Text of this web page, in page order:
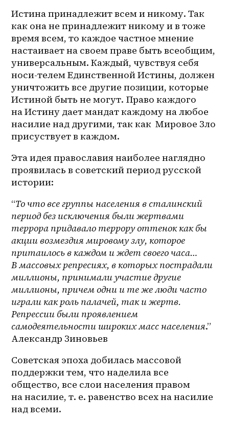
Истина принадлежит всем и никому. Так
как она не принадлежит никому и в тоже
время всем, то каждое частное мнение
настаивает на своем праве быть всеобщим,
универсальным. Каждый, чувствуя себя
носи-телем Единственной Истины, должен
уничтожить все другие позиции, которые
Истиной быть не могут. Право каждого
на Истину дает мандат каждому на любое
насилие над другими, так как  Мировое Зло
присуствует в каждом.
Эта идея православия наиболее наглядно
проявилась в советский период русской
истории:
“То что все группы населения в сталинский
период без исключения были жертвами
террора придавало террору оттенок как бы
акции возмездия мировому злу, которое
притаилось в каждом и ждет своего часа…
В массовых репресиях, в которых пострадали
миллионы, принимали участие другие
миллионы, причем одни и те же люди часто
играли как роль палачей, так и жертв.
Репрессии были проявлением
самодеятельности широких масс населения.”
Александр Зиновьев
Советская эпоха добилась массовой
поддержки тем, что наделила все
общество, все слои населения правом
на насилие, т. е. равенство всех на насилие
над всеми.